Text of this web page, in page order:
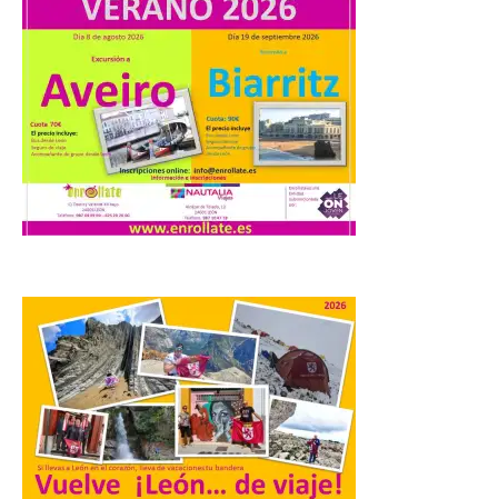
El profesorado de la
Facultad de Ciencias de la
Actividad Física y del
Deporte de la ULE diseña
una propuesta que
combina acción rápida, toma de
decisiones y colaboración estratégica sin
que ningún participante quede excluido
del juego. GEO-Arena nace […]
facilitar la movilidad
durante el eclipse total de
Sol del 12 de agosto
9 Ago 2026
Renfe reforzará servicios
de Media Distancia
especialmente en Galicia,